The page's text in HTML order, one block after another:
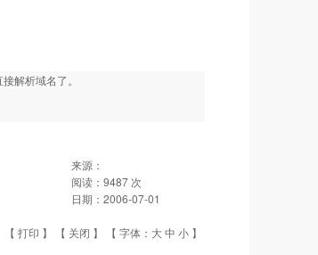
解析域名了。
来源：
阅读： 9487 次
日期： 2006-07-01
【 打印 】 【 关闭 】 【 字体： 大中 小 】